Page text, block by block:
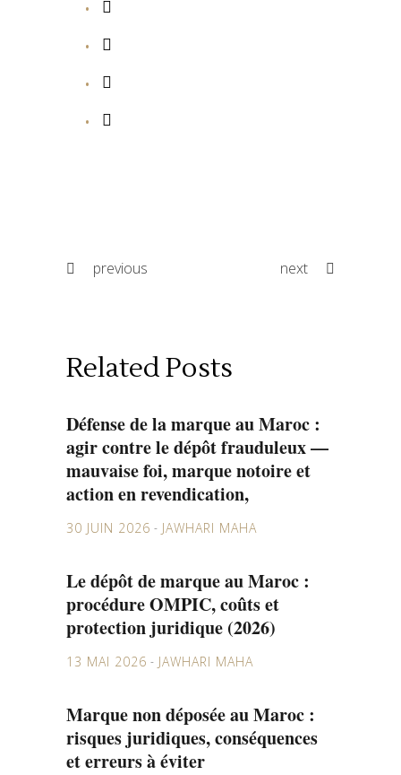
previous next
Related Posts
Défense de la marque au Maroc :
agir contre le dépôt frauduleux —
mauvaise foi, marque notoire et
action en revendication,
30 JUIN 2026 JAWHARI MAHA
Le dépôt de marque au Maroc :
procédure OMPIC, coûts et
protection juridique (2026)
13 MAI 2026 JAWHARI MAHA
Marque non déposée au Maroc :
risques juridiques, conséquences
et erreurs à éviter